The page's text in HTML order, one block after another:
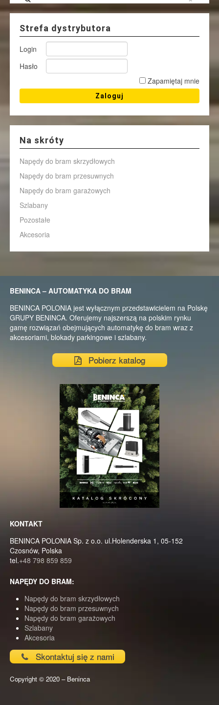
Strefa dystrybutora
Login
Hasło
Zapamiętaj mnie
Na skróty
Napędy do bram skrzydłowych
Napędy do bram przesuwnych
Napędy do bram garażowych
Szlabany
Pozostałe
Akcesoria
BENINCA – AUTOMATYKA DO BRAM
BENINCA POLONIA jest wyłącznym przedstawicielem na Polskę
GRUPY BENINCA. Oferujemy najszerszą na polskim rynku
gamę rozwiązań obejmujących automatykę do bram wraz z
akcesoriami, blokady parkingowe i szlabany.
Pobierz katalog
KONTAKT
BENINCA POLONIA Sp. z o.o. ul.Holenderska 1, 05-152
Czosnów, Polska
tel.+48 798 859 859
NAPĘDY DO BRAM:
Napędy do bram skrzydłowych
Napędy do bram przesuwnych
Napędy do bram garażowych
Szlabany
Akcesoria
Skontaktuj się z nami
Copyright © 2020 – Beninca